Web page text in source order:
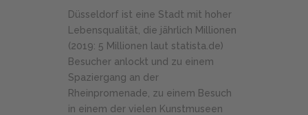
Düsseldorf ist eine Stadt mit hoher
Lebensqualität, die jährlich Millionen
(2019: 5 Millionen laut statista.de)
Besucher anlockt und zu einem
Spaziergang an der
Rheinpromenade, zu einem Besuch
in einem der vielen Kunstmuseen